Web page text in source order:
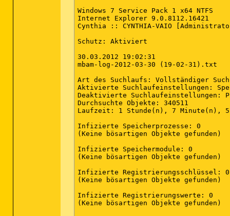
Windows 7 Service Pack 1 x64 NTFS
Internet Explorer 9.0.8112.16421
Cynthia :: CYNTHIA-VAIO
Schutz: Aktiviert
30.03.2012 19:02:31
mbam-log-2012-03-30 (19-02-31).txt
Art des Suchlaufs: Vollständiger
Aktivierte Suchlaufeinstellungen:
Deaktivierte Suchlaufeinstellungen:
Durchsuchte Objekte: 340511
Laufzeit: 1 Stunde(n), 7 Minute(n),
Infizierte Speicherprozesse: 0
(Keine bösartigen Objekte gefunden)
Infizierte Speichermodule: 0
(Keine bösartigen Objekte gefunden)
Infizierte Registrierungsschlüssel: 0
(Keine bösartigen Objekte gefunden)
Infizierte Registrierungswerte: 0
(Keine bösartigen Objekte gefunden)